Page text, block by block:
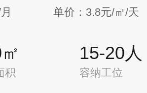
单价：3.8元/㎡/天
积
15-20人
容纳工位